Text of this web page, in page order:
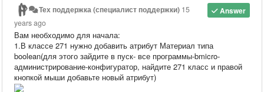
Answer
Тех поддержка (специалист поддержки) 15
years ago
Вам необходимо для начала:
1.В классе 271 нужно добавить атрибут Материал типа
boolean(для этого зайдите в пуск- все программы-bmicro-
администрирование-конфигуратор, найдите 271 класс и правой
кнопкой мыши добавьте новый атрибут)